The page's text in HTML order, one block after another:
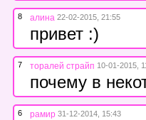
8 алина 22-02-2015, 21:55
привет :)
7 торалей страйп 10-01-2015,
почему в
6 рамир 31-12-2014, 15:43